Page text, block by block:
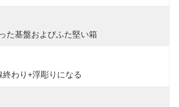
た基盤およびふた堅い箱
わり+浮彫りになる